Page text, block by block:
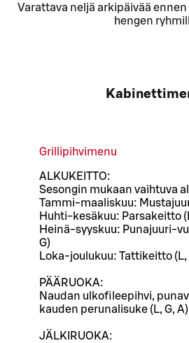
Varattava neljä arkipäivää ennen
hengen
Grillipihvimenu
ALKUKEITTO:
Sesongin mukaan vaihtuva
Tammi-maaliskuu:
Huhti-kesäkuu: Parsakeitto
Heinä-syyskuu: Punajuuri-
G)
Loka-joulukuu: Tattikeitto (L,
PÄÄRUOKA:
Naudan ulkofileepihvi,
kauden perunalisuke (L, G, A)
JÄLKIRUOKA: